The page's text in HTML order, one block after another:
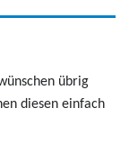
übrig
diesen einfach